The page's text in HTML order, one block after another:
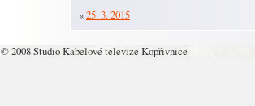
«25. 3. 2015
© 2008 Studio Kabelové televize Kopřivnice